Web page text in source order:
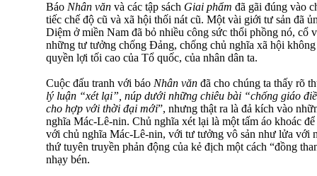
Báo Nhân văn và các tập sách Giai phẩm đã gãi đúng vào
tiếc chế độ cũ và xã hội thối nát cũ. Một vài giới tư sản đã
Diệm ở miền Nam đã bỏ nhiều công sức thổi phồng nó,
những tư tưởng chống Đảng, chống chủ nghĩa xã hội
quyền lợi tối cao của Tổ quốc, của nhân dân ta.
Cuộc đấu tranh với báo Nhân văn đã cho chúng ta thấy rõ
lý luận “xét lại”, núp dưới những chiêu bài “chống giáo
cho hợp với thời đại mới”, nhưng thật ra là đả kích vào
nghĩa Mác-Lê-nin. Chủ nghĩa xét lại là một tấm áo khoác
với chủ nghĩa Mác-Lê-nin, với tư tưởng vô sản như lửa với
thứ tuyên truyền phản động của kẻ địch một cách “đồng
nhạy bén.